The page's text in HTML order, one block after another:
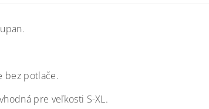
bez potlače.
pre veľkosti S-XL.